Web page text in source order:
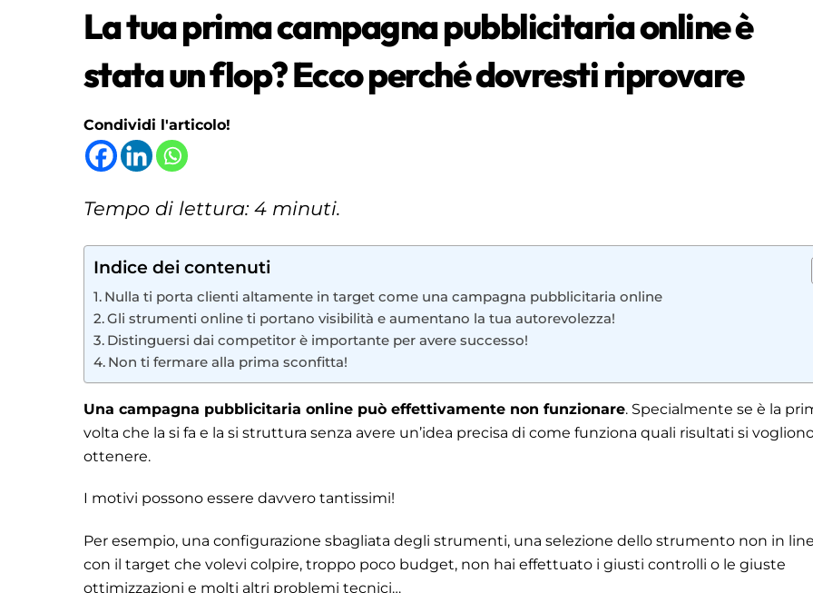
La tua prima campagna pubblicitaria online è
stata un flop? Ecco perché dovresti riprovare
Condividi l'articolo!
Tempo di lettura: 4 minuti.
Indice dei contenuti
Nulla ti porta clienti altamente in target come una campagna pubblicitaria online
Gli strumenti online ti portano visibilità e aumentano la tua autorevolezza!
Distinguersi dai competitor è importante per avere successo!
Non ti fermare alla prima sconfitta!
Una campagna pubblicitaria online può effettivamente non funzionare. Specialmente se è la
volta che la si fa e la si struttura senza avere un’idea precisa di come funziona quali risultati si
ottenere.
I motivi possono essere davvero tantissimi!
Per esempio, una configurazione sbagliata degli strumenti, una selezione dello strumento non in
con il target che volevi colpire, troppo poco budget, non hai effettuato i giusti controlli o le giuste
ottimizzazioni e molti altri problemi tecnici…